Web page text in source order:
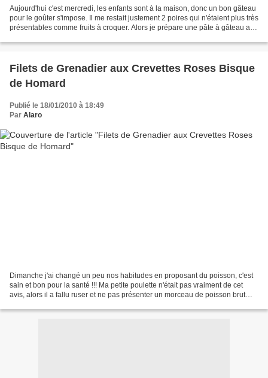
Aujourd'hui c'est mercredi, les enfants sont à la maison, donc un bon gâteau
pour le goûter s'impose. Il me restait justement 2 poires qui n'étaient plus très
présentables comme fruits à croquer. Alors je prépare une pâte à gâteau au
Filets de Grenadier aux Crevettes Roses Bisque
de Homard
Publié le 18/01/2010 à 18:49
Par Alaro
Dimanche j'ai changé un peu nos habitudes en proposant du poisson, c'est
sain et bon pour la santé !!! Ma petite poulette n'était pas vraiment de cet
avis, alors il a fallu ruser et ne pas présenter un morceau de poisson brut